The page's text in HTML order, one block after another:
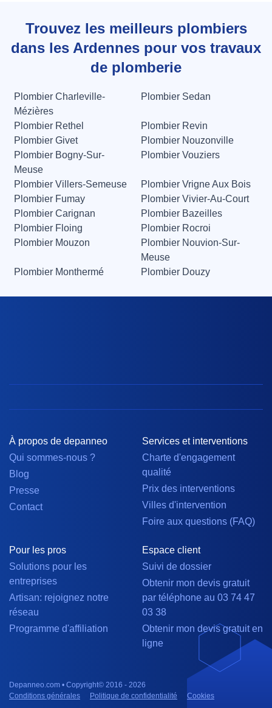
Trouvez les meilleurs plombiers
dans les Ardennes pour vos travaux
de plomberie
Plombier Charleville-
Mézières
Plombier Sedan
Plombier Rethel
Plombier Revin
Plombier Givet
Plombier Nouzonville
Plombier Bogny-Sur-
Meuse
Plombier Vouziers
Plombier Villers-Semeuse
Plombier Vrigne Aux Bois
Plombier Fumay
Plombier Vivier-Au-Court
Plombier Carignan
Plombier Bazeilles
Plombier Floing
Plombier Rocroi
Plombier Mouzon
Plombier Nouvion-Sur-
Meuse
Plombier Monthermé
Plombier Douzy
À propos de depanneo
Qui sommes-nous ?
Blog
Presse
Contact
Services et interventions
Charte d'engagement
qualité
Prix des interventions
Villes d'intervention
Foire aux questions (FAQ)
Pour les pros
Solutions pour les
entreprises
Artisan: rejoignez notre
réseau
Programme d'affiliation
Espace client
Suivi de dossier
Obtenir mon devis gratuit
par téléphone au 03 74 47
03 38
Obtenir mon devis gratuit en
ligne
Depanneo.com • Copyright© 2016 - 2026
Conditions générales
Politique de confidentialité Cookies